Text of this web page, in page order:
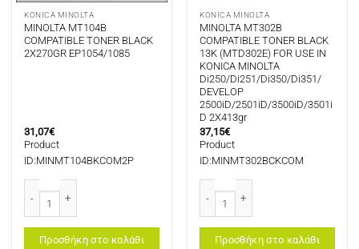
KONICA MINOLTA
MINOLTA MT104B
COMPATIBLE TONER BLACK
2X270GR EP1054/1085
31,07€
Product
ID:MINMT104BKCOM2P
Προσθήκη στο καλάθι
KONICA MINOLTA
MINOLTA MT302B
COMPATIBLE TONER BLACK
13K (MTD302E) FOR USE IN
KONICA MINOLTA
Di250/Di251/Di350/Di351/
DEVELOP
2500iD/2501iD/3500iD/3501i
D 2X413gr
37,15€
Product
ID:MINMT302BCKCOM
Προσθήκη στο καλάθι